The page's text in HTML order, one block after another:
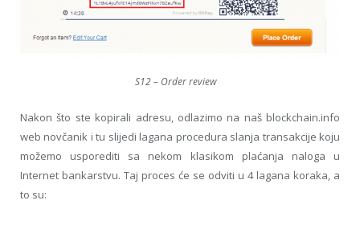
S12 – Order review
Nakon što ste kopirali adresu, odlazimo na naš blockchain.info
web novčanik i tu slijedi lagana procedura slanja transakcije koju
možemo usporediti sa nekom klasikom plaćanja naloga u
Internet bankarstvu. Taj proces će se odviti u 4 lagana koraka, a
to su: